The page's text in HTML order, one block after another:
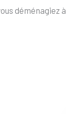
déménagiez à